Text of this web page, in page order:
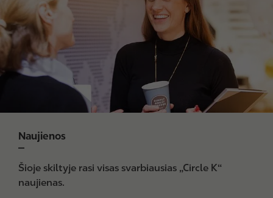
g
e
Naujienos
Šioje skiltyje rasi visas svarbiausias „Circle K“
naujienas.